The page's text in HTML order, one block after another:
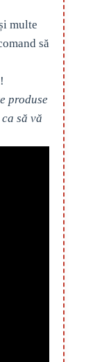
multe
să
!
produse
să vă